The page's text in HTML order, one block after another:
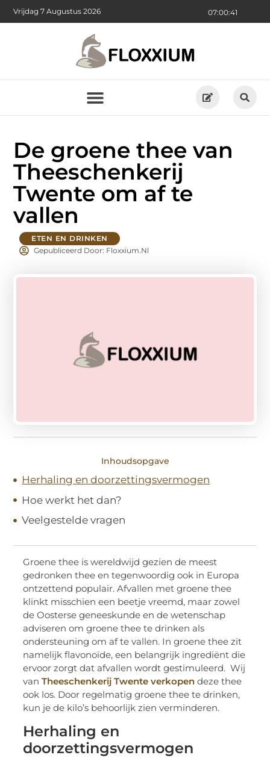
07:00:42
Vrijdag 7 Augustus 2026
De groene thee van
Theeschenkerij
Twente om af te
vallen
ETEN EN DRINKEN
Gepubliceerd Door: Floxxium.nl
Inhoudsopgave
Herhaling en doorzettingsvermogen
Hoe werkt het dan?
Veelgestelde vragen
Groene thee is wereldwijd gezien de meest
gedronken thee en tegenwoordig ook in Europa
ontzettend populair. Afvallen met groene thee
klinkt misschien een beetje vreemd, maar zowel
de Oosterse geneeskunde en de wetenschap
adviseren om groene thee te drinken als
ondersteuning om af te vallen. In groene thee zit
namelijk flavonoïde, een belangrijk ingrediënt die
ervoor zorgt dat afvallen wordt gestimuleerd. Wij
vanTheeschenkerij Twente verkopen deze thee
ook los. Door regelmatig groene thee te drinken,
kun je de kilo’s behoorlijk zien verminderen.
Herhaling en
doorzettingsvermogen